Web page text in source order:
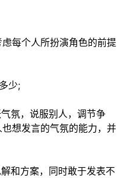
每个人所扮演角色的前提
少;
氛，说服别人，调节争
想发言的气氛的能力，并
和方案，同时敢于发表不